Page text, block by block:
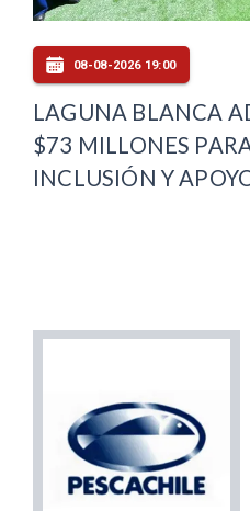
08-08-2026 19:00
LAGUNA BLANCA
$73 MILLONES
INCLUSIÓN Y